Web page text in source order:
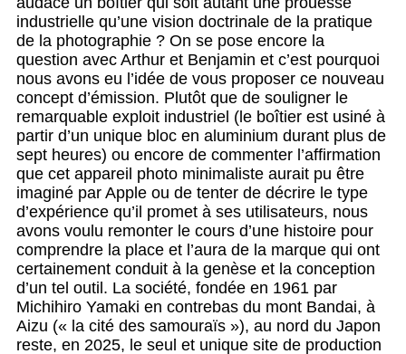
industrielle qu’une vision doctrinale de la pratique
de la photographie ? On se pose encore la
question avec Arthur et Benjamin et c’est pourquoi
nous avons eu l’idée de vous proposer ce nouveau
concept d’émission. Plutôt que de souligner le
remarquable exploit industriel (le boîtier est usiné à
partir d’un unique bloc en aluminium durant plus de
sept heures) ou encore de commenter l’affirmation
que cet appareil photo minimaliste aurait pu être
imaginé par Apple ou de tenter de décrire le type
d’expérience qu’il promet à ses utilisateurs, nous
avons voulu remonter le cours d’une histoire pour
comprendre la place et l’aura de la marque qui ont
certainement conduit à la genèse et la conception
d’un tel outil. La société, fondée en 1961 par
Michihiro Yamaki en contrebas du mont Bandai, à
Aizu (« la cité des samouraïs »), au nord du Japon
reste, en 2025, le seul et unique site de production